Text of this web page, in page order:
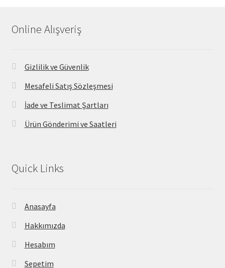
Online Alışveriş
Gizlilik ve Güvenlik
Mesafeli Satış Sözleşmesi
İade ve Teslimat Şartları
Ürün Gönderimi ve Saatleri
Quick Links
Anasayfa
Hakkımızda
Hesabım
Sepetim